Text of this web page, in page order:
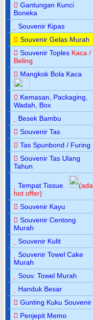
Gantungan Kunci
Boneka
Souvenir Kipas
Souvenir Gelas Murah
Souvenir Toples Kaca /
Beling
Mangkok Bola Kaca
Kemasan, Packaging,
Wadah, Box
Besek Bambu
Souvenir Tas
Tas Spunbond / Furing
Souvenir Tas Ulang
Tahun
Tempat Tissue
(ada
hot offer)
Souvenir Kayu
Souvenir Centong
Murah
Souvenir Kulit
Souvenir Towel Cake
Murah
Souv. Towel Murah
Handuk Besar
Gunting Kuku Souvenir
Penjepit Memo